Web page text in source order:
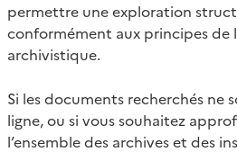
permettre une exploration
conformément aux principes de
archivistique.
Si les documents recherchés ne
ligne, ou si vous souhaitez
l’ensemble des archives et des